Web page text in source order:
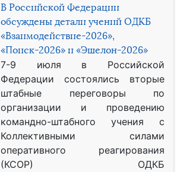
В Российской Федерации
обсуждены детали учений ОДКБ
«Взаимодействие-2026»,
«Поиск-2026» и «Эшелон-2026»
7-9 июля в Российской
Федерации состоялись вторые
штабные переговоры по
организации и проведению
командно-штабного учения с
Коллективными силами
оперативного реагирования
(КСОР) ОДКБ